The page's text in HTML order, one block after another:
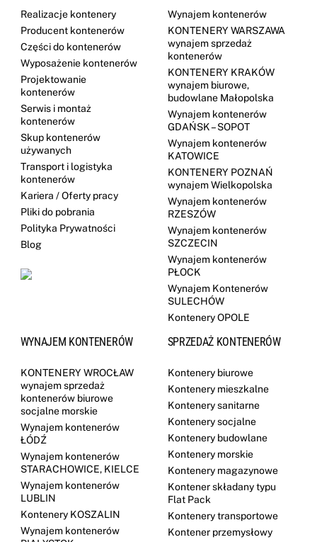
Realizacje kontenery
Producent kontenerów
Części do kontenerów
Wyposażenie kontenerów
Projektowanie
kontenerów
Serwis i montaż
kontenerów
Skup kontenerów
używanych
Transport i logistyka
kontenerów
Kariera / Oferty pracy
Pliki do pobrania
Polityka Prywatności
Blog
Wynajem kontenerów
KONTENERY WARSZAWA
wynajem sprzedaż
kontenerów
KONTENERY KRAKÓW
wynajem biurowe,
budowlane Małopolska
Wynajem kontenerów
GDAŃSK – SOPOT
Wynajem kontenerów
KATOWICE
KONTENERY POZNAŃ
wynajem Wielkopolska
Wynajem kontenerów
RZESZÓW
Wynajem kontenerów
SZCZECIN
Wynajem kontenerów
PŁOCK
Wynajem Kontenerów
SULECHÓW
Kontenery OPOLE
WYNAJEM KONTENERÓW
KONTENERY WROCŁAW
wynajem sprzedaż
kontenerów biurowe
socjalne morskie
Wynajem kontenerów
ŁÓDŹ
Wynajem kontenerów
STARACHOWICE, KIELCE
Wynajem kontenerów
LUBLIN
Kontenery KOSZALIN
Wynajem kontenerów
SPRZEDAŻ KONTENERÓW
Kontenery biurowe
Kontenery mieszkalne
Kontenery sanitarne
Kontenery socjalne
Kontenery budowlane
Kontenery morskie
Kontenery magazynowe
Kontener składany typu
Flat Pack
Kontenery transportowe
Kontener przemysłowy